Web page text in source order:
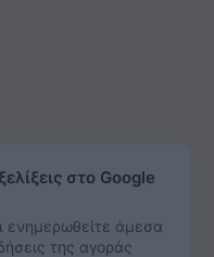
στο Google
ενημερωθείτε άμεσα
της αγοράς